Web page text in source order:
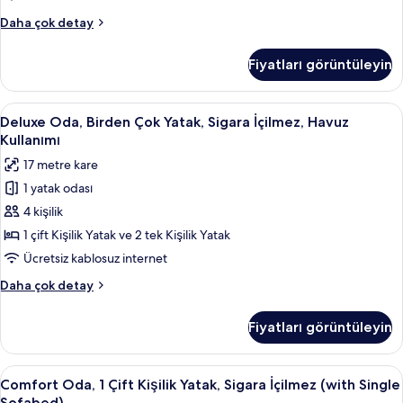
Kullanımı
için
fotoğrafları
görün
Daha çok detay
Deluxe
Yatak,
Sigara
İçilmez,
Havuz
hakkında
daha
fazla
detay
Fiyatları görüntüleyin
Deluxe
Oda,
Birden
Çok
Yatak,
Sigara
İçilmez,
Havuz
Kullanımı
için
fotoğrafları
görün
Kaliteli yatak takımı, minibar, odada
6
Deluxe Oda, Birden Çok Yatak, Sigara İçilmez, Havuz
Kullanımı
17 metre kare
1 yatak odası
4 kişilik
1 çift Kişilik Yatak ve 2 tek Kişilik Yatak
Ücretsiz kablosuz internet
Daha çok detay
Deluxe
Yatak,
Sigara
İçilmez,
Havuz
Fiyatları görüntüleyin
Comfort
Oda,
Comfort Oda, 1 Çift Kişilik Yatak,
6
Comfort Oda, 1 Çift Kişilik Yatak, Sigara İçilmez (with Single